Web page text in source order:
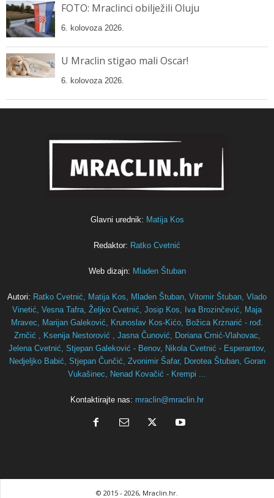
FOTO: Mraclinci obilježili Oluju
6. kolovoza 2026.
U Mraclin stigao mali Oscar!
6. kolovoza 2026.
Glavni urednik: Matija Kos
Redaktor: Ratko Cvetnić
Web dizajn: Mladen Štuban
Autori: Ratko Cvetnić, Matija Kos, Mladen Štuban, Vitomir Štuban, Vlado
Vinetić, Vesna Tafra, Željko Cvetnić, Josip Kos, Iva Brozinčević,
Maja
Mravec,
Marijan Galeković, Krunoslav Kos-Kićo,
Božica Krznarić - rođ.
Zrnčić ,
Ksenija Nestorović , Jasna Čunović,
Doriana Crnić-Vlahovac,
Jelena Cvetnić, Stjepan Galeković - Benov, Nikola Cvetnić - Esperantov,
Nedjeljko Babić, Stjepan Čunčić, Zvonimir Šafar, Dorotea Štuban, Goran
Vukašinec,
Nenad Kovačić - Krempi ...
Kontaktirajte nas: mraclin@mraclin.hr
© 2015 - 2026, Mraclin.hr.